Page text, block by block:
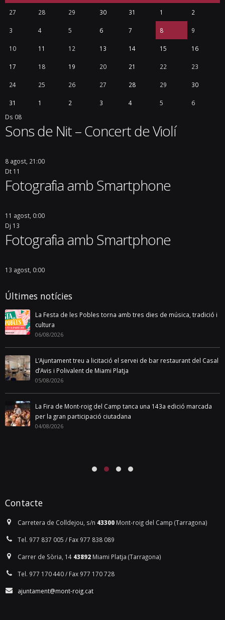
27 28 29 30 31 1 2
3 4 5 6 7 8 9
10 11 12 13 14 15 16
17 18 19 20 21 22 23
24 25 26 27 28 29 30
31 1 2 3 4 5
6
Ds 08
Sons de Nit – Concert de Violí
8 agost, 21:00
Dt 11
Fotografia amb Smartphone
11 agost, 0:00
Dj 13
Fotografia amb Smartphone
13 agost, 0:00
Últimes notícies
La Festa de les Pobles torna amb tres dies de música, tradició i
cultura
06/08/2026
L’Ajuntament treu a licitació el servei de bar restaurant del Casal
d’Avis i Polivalent de Miami Platja
05/08/2026
La Fira de Mont-roig del Camp tanca una 143a edició marcada
per la gran participació ciutadana
04/08/2026
Contacte
Carretera de Colldejou, s/n 43300 Mont-roig del Camp (Tarragona)
Tel. 977 837 005 / Fax 977 838 089
Carrer de Sòria, 14 43892 Miami Platja (Tarragona)
Tel. 977 170 440 / Fax 977 170 728
ajuntament@mont-roig.cat